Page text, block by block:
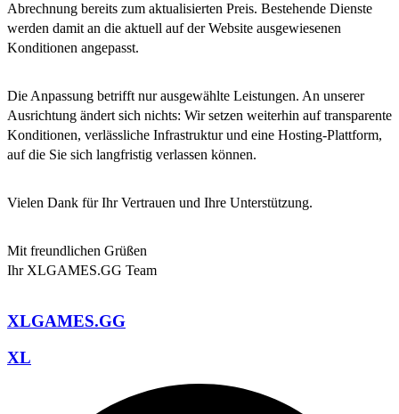
Abrechnung bereits zum aktualisierten Preis. Bestehende Dienste
werden damit an die aktuell auf der Website ausgewiesenen
Konditionen angepasst.
Die Anpassung betrifft nur ausgewählte Leistungen. An unserer
Ausrichtung ändert sich nichts: Wir setzen weiterhin auf transparente
Konditionen, verlässliche Infrastruktur und eine Hosting-Plattform,
auf die Sie sich langfristig verlassen können.
Vielen Dank für Ihr Vertrauen und Ihre Unterstützung.
Mit freundlichen Grüßen
Ihr XLGAMES.GG Team
XLGAMES.GG
XL